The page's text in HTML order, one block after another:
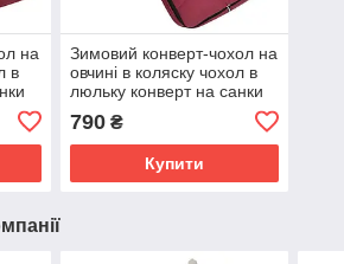
на
в
Зимовий конверт-чохол на
овчині в коляску чохол в
люльку конверт на санки
790₴
Купити